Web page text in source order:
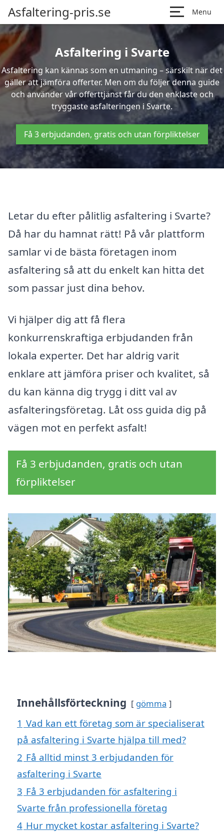
Asfaltering-pris.se Menu
Asfaltering i Svarte
Asfaltering kan kännas som en utmaning – särskilt när det
gäller att jämföra offerter. Men om du följer denna guide
och använder vår offerttjänst får du den enklaste och
tryggaste asfalteringen i Svarte.
Få 3 erbjudanden, gratis och utan förpliktelser
Letar du efter pålitlig asfaltering i Svarte?
Då har du hamnat rätt! På vår plattform
samlar vi de bästa företagen inom
asfaltering så att du enkelt kan hitta det
som passar just dina behov.
Vi hjälper dig att få flera
konkurrenskraftiga erbjudanden från
lokala experter. Det har aldrig varit
enklare att jämföra priser och kvalitet, så
du kan känna dig trygg i ditt val av
asfalteringsföretag. Låt oss guida dig på
vägen mot en perfekt asfalt!
Få 3 erbjudanden, gratis och utan
förpliktelser
Innehållsförteckning gömma
1 Vad kan ett företag som är specialiserat
på asfaltering i Svarte hjälpa till med?
2 Få alltid minst 3 erbjudanden för
asfaltering i Svarte
3 Få 3 erbjudanden för asfaltering i
Svarte från professionella företag
4 Hur mycket kostar asfaltering i Svarte?